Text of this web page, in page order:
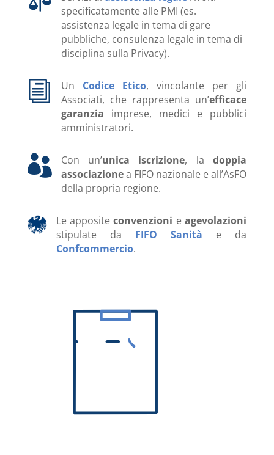
specificatamente alle PMI (es.
assistenza legale in tema di gare
pubbliche, consulenza legale in tema di
disciplina sulla Privacy).
i Un Codice Etico, vincolante per gli
Associati, che rappresenta un’efficace
garanzia imprese, medici e pubblici
amministratori.
 Con un’unica iscrizione, la doppia
associazionea FIFO nazionale e all’AsFO
della propria regione.
Le appositeconvenzioni eagevolazioni
stipulate da FIFO Sanità e da
Confcommercio.